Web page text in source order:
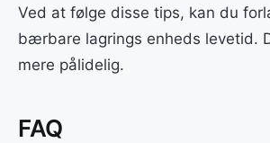
Ved at følge disse tips, kan du
bærbare lagrings enheds levetid.
mere pålidelig.
FAQ